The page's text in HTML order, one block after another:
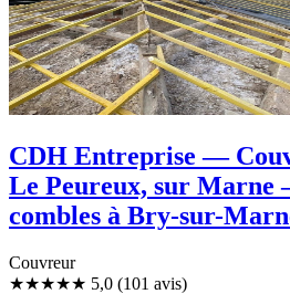
CDH Entreprise —
Le Peureux, sur Marne
combles à Bry-sur-
Couvreur
★★★★★ 5,0 (101 avis)